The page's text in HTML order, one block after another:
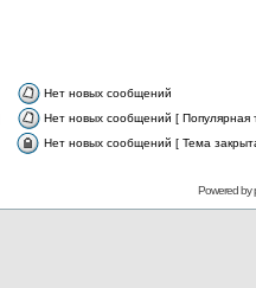
Нет новых сообщений
Нет новых сообщений [ Популярная
Нет новых сообщений [ Тема
Powered by